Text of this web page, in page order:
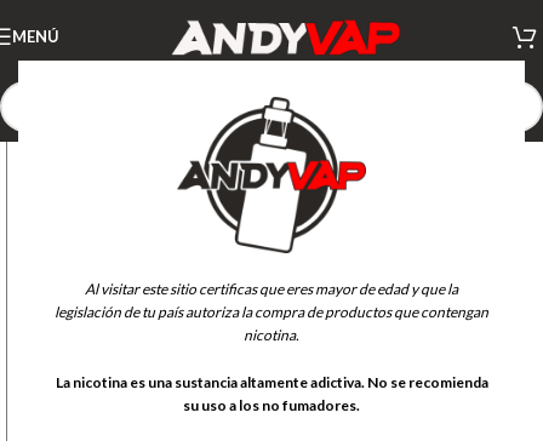
Al visitar este sitio certificas que eres mayor de edad y que la
legislación de tu país autoriza la compra de productos que contengan
nicotina.
La nicotina es una sustancia altamente adictiva. No se recomienda
su uso a los no fumadores.
MENÚ